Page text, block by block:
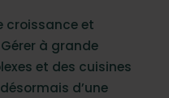
croissance et
à grande
et des cuisines
d’une